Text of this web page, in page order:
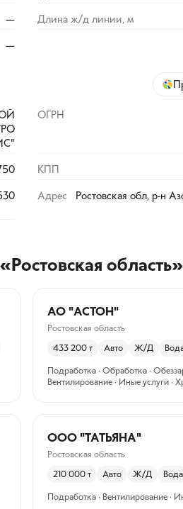
— Длина ж/д линии, м
—
ОГРН
КПП
Адрес
Ростовская обл, р-н
область»
АО "АСТОН"
Ростовская область
433 200 т Авто Ж/Д
Подработка · Обработка ·
Вентилирование · Иные услуги ·
ООО "ТАТЬЯНА"
Ростовская область
210 000 т Авто Ж/Д Вода
Подработка · Вентилирование ·